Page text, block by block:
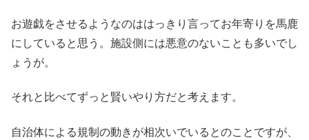
お遊戯をさせるようなのははっきり言ってお年寄りを馬鹿
にしていると思う。施設側には悪意のないことも多いでし
ょうが。
それと比べてずっと賢いやり方だと考えます。
自治体による規制の動きが相次いでいるとのことですが、